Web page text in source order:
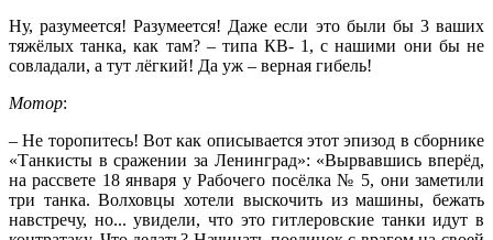
Ну, разумеется! Разумеется! Даже если это были бы 3 ваших
тяжёлых танка, как там? – типа КВ- 1, с нашими они бы не
совладали, а тут лёгкий! Да уж – верная гибель!
Мотор:
– Не торопитесь! Вот как описывается этот эпизод в сборнике
«Танкисты в сражении за Ленинград»: «Вырвавшись вперёд,
на рассвете 18 января у Рабочего посёлка № 5, они заметили
три танка. Волховцы хотели выскочить из машины, бежать
навстречу, но... увидели, что это гитлеровские танки идут в